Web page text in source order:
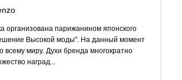
организована парижанином японского
Высокой моды". На данный момент
всему миру. Духи бренда многократно
наград...